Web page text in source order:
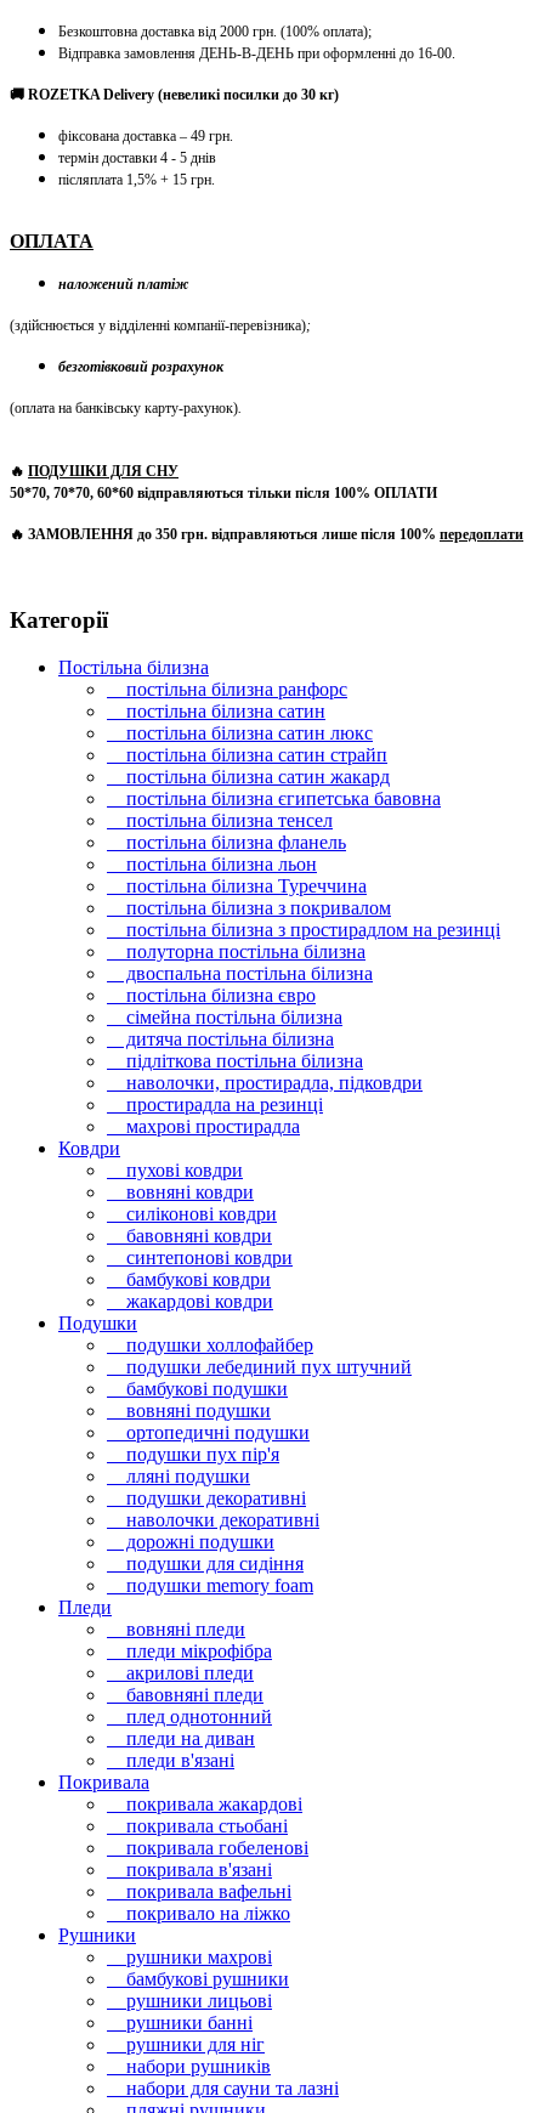
Безкоштовна доставка від 2000 грн. (100% оплата);
Відправка замовлення ДЕНЬ-В-ДЕНЬ при оформленні до 16-00.
🚚 ROZETKA Delivery (невеликі посилки до 30 кг)
фіксована доставка – 49 грн.
термін доставки 4 - 5 днів
післяплата 1,5% + 15 грн.
ОПЛАТА
наложений платіж
(здійснюється у відділенні компанії-перевізника);
безготівковий розрахунок
(оплата на банківську карту-рахунок)
🔥 ПОДУШКИ ДЛЯ СНУ
50*70, 70*70, 60*60 відправляються тільки після 100% ОПЛАТИ
🔥 ЗАМОВЛЕННЯ до 350 грн. відправляються лише після 100% передоплати
Категорії
Постільна білизна
постільна білизна ранфорс
постільна білизна сатин
постільна білизна сатин люкс
постільна білизна сатин страйп
постільна білизна сатин жакард
постільна білизна єгипетська бавовна
постільна білизна тенсел
постільна білизна фланель
постільна білизна льон
постільна білизна Туреччина
постільна білизна з покривалом
постільна білизна з простирадлом на резинці
полуторна постільна білизна
двоспальна постільна білизна
постільна білизна євро
сімейна постільна білизна
дитяча постільна білизна
підліткова постільна білизна
наволочки, простирадла, підковдри
простирадла на резинці
махрові простирадла
Ковдри
пухові ковдри
вовняні ковдри
силіконові ковдри
бавовняні ковдри
синтепонові ковдри
бамбукові ковдри
жакардові ковдри
Подушки
подушки холлофайбер
подушки лебединий пух штучний
бамбукові подушки
вовняні подушки
ортопедичні подушки
подушки пух пір'я
лляні подушки
подушки декоративні
наволочки декоративні
дорожні подушки
подушки для сидіння
подушки memory foam
Пледи
вовняні пледи
пледи мікрофібра
акрилові пледи
бавовняні пледи
плед однотонний
пледи на диван
пледи в'язані
Покривала
покривала жакардові
покривала стьобані
покривала гобеленові
покривала в'язані
покривала вафельні
покривало на ліжко
Рушники
рушники махрові
бамбукові рушники
рушники лицьові
рушники банні
рушники для ніг
набори рушників
набори для сауни та лазні